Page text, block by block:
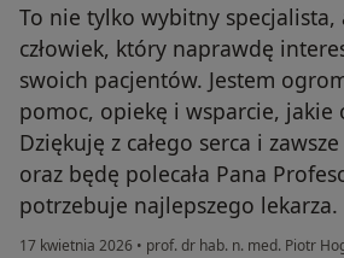
To nie tylko wybitny specjalista,
człowiek, który naprawdę
swoich pacjentów. Jestem
pomoc, opiekę i wsparcie, jakie
Dziękuję z całego serca i
oraz będę polecała Pana
potrzebuje najlepszego lekarza.
17 kwietnia 2026 • prof. dr hab. n. med. Piotr